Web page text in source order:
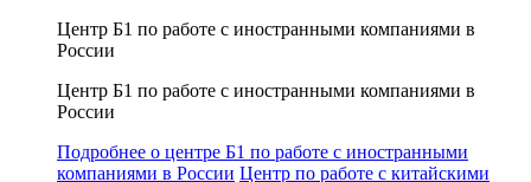
Центр Б1 по работе с иностранными компаниями в
России
Центр Б1 по работе с иностранными компаниями в
России
Подробнее о центре Б1 по работе с иностранными
компаниями в России Центр по работе с китайскими